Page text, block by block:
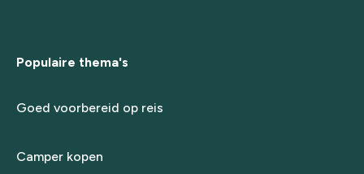
Populaire thema's
Goed voorbereid op reis
Camper kopen